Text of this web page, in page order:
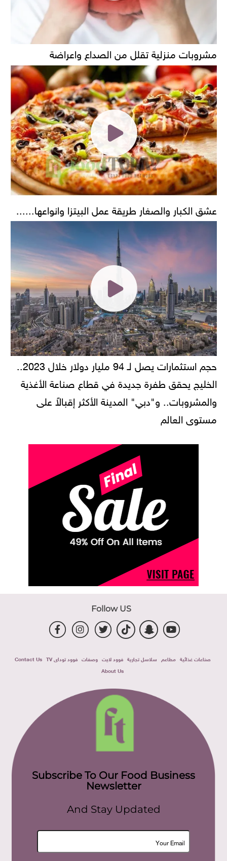
مشروبات منزلية تقلل من الصداع واعراضة
عشق الكبار والصغار طريقة عمل البيتزا وانواعها......
حجم استثمارات يصل لـ 94 مليار دولار خلال 2023..
الخليج يحقق طفرة جديدة في قطاع صناعة الأغذية
والمشروبات.. و"دبي" المدينة الأكثر إقبالاً على
مستوى العالم
Follow US
صناعات غذائية مطاعم سلاسل تجارية فوود لايت وصفات فوود توداى TV
Contact Us
About Us
Subscribe To Our Food Business
Newsletter
And Stay Updated